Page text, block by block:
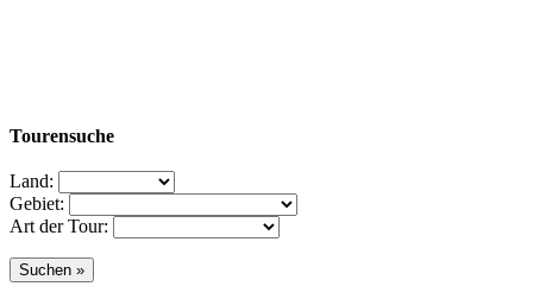
Tourensuche
Land:
Gebiet:
Art der Tour: